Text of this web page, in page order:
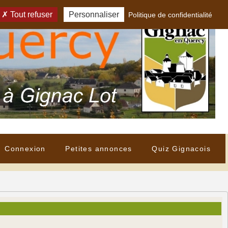
Connexion Petites annonces Quiz Gignacois
Tout refuser Personnaliser Politique de confidentialité